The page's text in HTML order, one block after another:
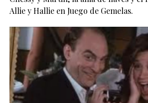
Allie y Hallie en Juego de Gemelas.